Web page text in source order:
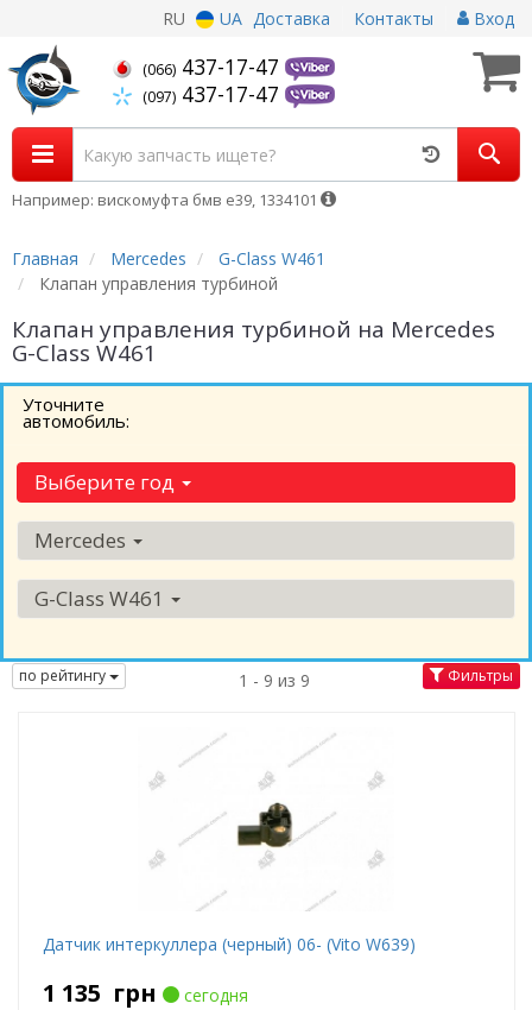
RU UA Доставка Контакты Вход
(066) 437-17-47
(097) 437-17-47
Например: вискомуфта бмв е39, 1334101
Главная Mercedes
G-Class W461
Клапан управления турбиной
Клапан управления турбиной на Mercedes
G-Class W461
Уточните
автомобиль:
Выберите год
Mercedes
G-Class W461
по рейтингу 1 - 9 из 9 Фильтры
Датчик интеркуллера (черный) 06- (Vito W639)
1 135 грн
сегодня